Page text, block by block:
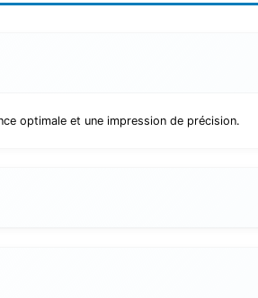
optimale et une impression de précision.